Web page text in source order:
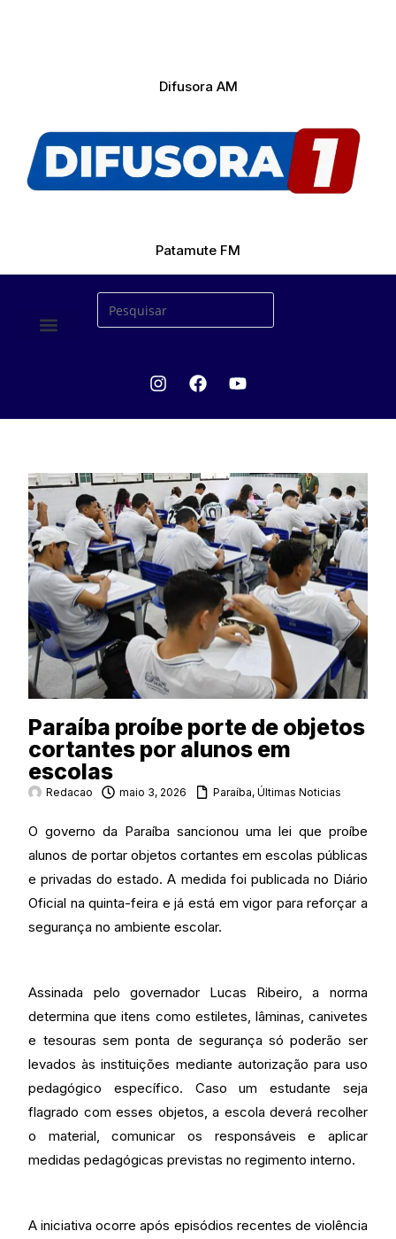
Difusora AM
Patamute FM
Paraíba proíbe porte de objetos
cortantes por alunos em
escolas
Redacao maio 3, 2026 Paraíba,Últimas Noticias
O governo da Paraíba sancionou uma lei que proíbe
alunos de portar objetos cortantes em escolas públicas
e privadas do estado. A medida foi publicada no Diário
Oficial na quinta-feira e já está em vigor para reforçar a
segurança no ambiente escolar.
Assinada pelo governador Lucas Ribeiro, a norma
determina que itens como estiletes, lâminas, canivetes
e tesouras sem ponta de segurança só poderão ser
levados às instituições mediante autorização para uso
pedagógico específico. Caso um estudante seja
flagrado com esses objetos, a escola deverá recolher
o material, comunicar os responsáveis e aplicar
medidas pedagógicas previstas no regimento interno.
A iniciativa ocorre após episódios recentes de violência